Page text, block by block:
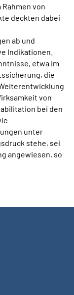
Rahmen von
deckten dabei
ab und
Indikationen.
etwa im
die
von
bei den
unter
stehe, sei
angewiesen, so